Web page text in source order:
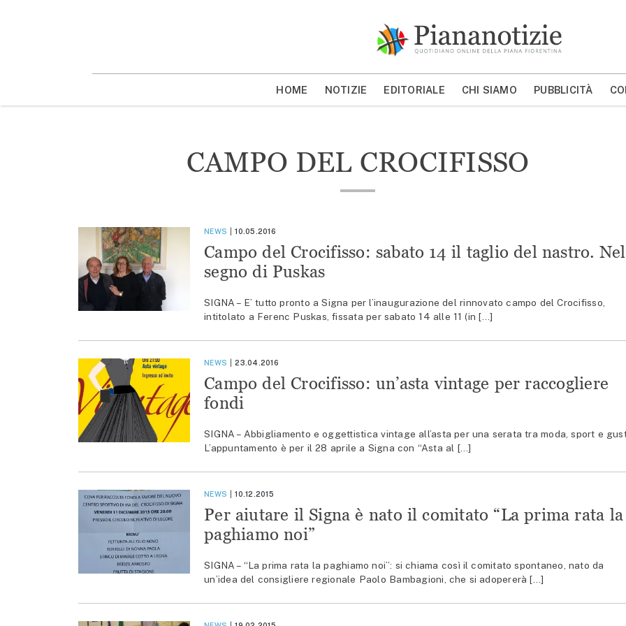
MOSTRA/NASCONDI CERCA
HOME NOTIZIE EDITORIALE CHI SIAMO PUBBLICITÀ
CAMPO DEL CROCIFISSO
NEWS 10.05.2016
Campo del Crocifisso: sabato 14 il taglio del nastro. Nel
segno di Puskas
SIGNA – E’ tutto pronto a Signa per l’inaugurazione del rinnovato campo del Crocifisso,
intitolato a Ferenc Puskas, fissata per sabato 14 alle 11 (in […]
NEWS 23.04.2016
Campo del Crocifisso: un’asta vintage per raccogliere
fondi
SIGNA – Abbigliamento e oggettistica vintage all’asta per una serata tra moda, sport e
L’appuntamento è per il 28 aprile a Signa con “Asta al […]
NEWS 10.12.2015
Per aiutare il Signa è nato il comitato “La prima rata la
paghiamo noi”
SIGNA – “La prima rata la paghiamo noi”: si chiama così il comitato spontaneo, nato da
un’idea del consigliere regionale Paolo Bambagioni, che si adopererà […]